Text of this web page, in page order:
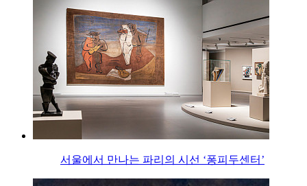
서울에서 만나는 파리의 시선 ‘퐁피두센터’